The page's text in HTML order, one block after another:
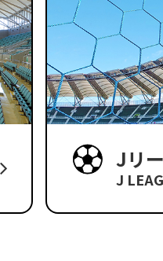
Jリ
J